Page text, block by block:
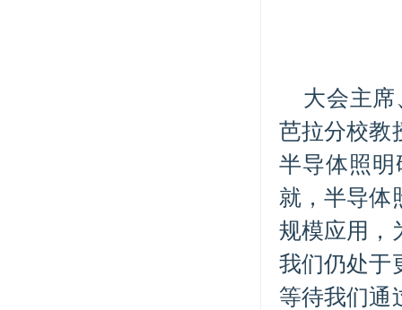
大会主
芭拉分校教
半导体照明
就，半导体
规模应用，
我们仍处于
等待我们通